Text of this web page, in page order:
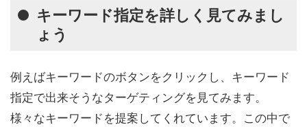
キーワード指定を詳しく見てみまし
ょう
例えばキーワードのボタンをクリックし、キーワード
指定で出来そうなターゲティングを見てみます。
様々なキーワードを提案してくれています。この中で